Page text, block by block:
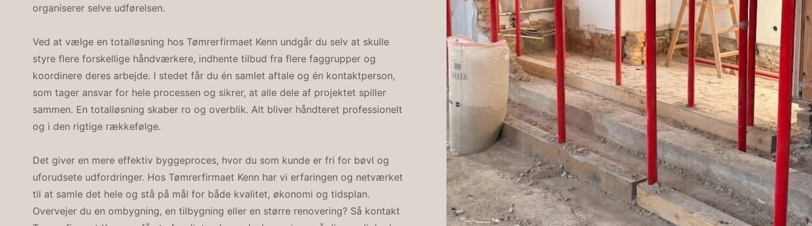
organiserer selve udførelsen.
Ved at vælge en totalløsning hos Tømrerfirmaet Kenn undgår du selv at skulle
styre flere forskellige håndværkere, indhente tilbud fra flere faggrupper og
koordinere deres arbejde. I stedet får du én samlet aftale og én kontaktperson,
som tager ansvar for hele processen og sikrer, at alle dele af projektet spiller
sammen. En totalløsning skaber ro og overblik. Alt bliver håndteret professionelt
og i den rigtige rækkefølge.
Det giver en mere effektiv byggeproces, hvor du som kunde er fri for bøvl og
uforudsete udfordringer. Hos Tømrerfirmaet Kenn har vi erfaringen og netværket
til at samle det hele og stå på mål for både kvalitet, økonomi og tidsplan.
Overvejer du en ombygning, en tilbygning eller en større renovering? Så kontakt